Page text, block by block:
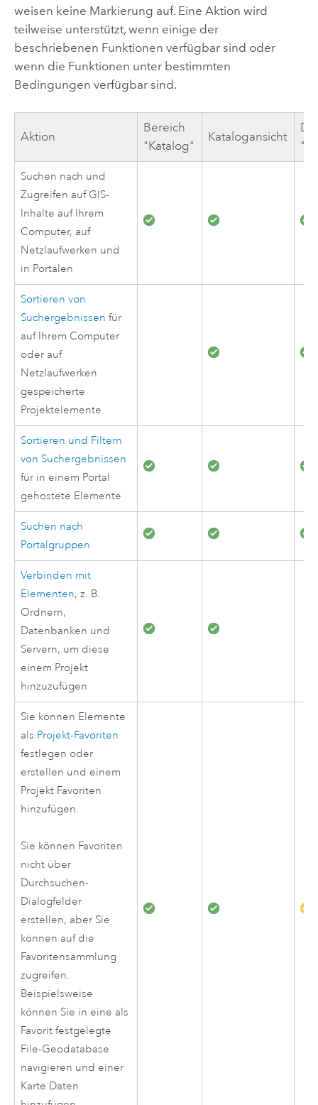
weisen keine Markierung auf. Eine Aktion wird
teilweise unterstützt, wenn einige der
beschriebenen Funktionen verfügbar sind oder
wenn die Funktionen unter bestimmten
Bedingungen verfügbar sind.
Aktion
Bereich
"Katalog"
Katalogansicht
Suchen nach und
Zugreifen auf GIS-
Inhalte auf Ihrem
Computer, auf
Netzlaufwerken und
in Portalen
Sortieren von
Suchergebnissen für
auf Ihrem Computer
oder auf
Netzlaufwerken
gespeicherte
Projektelemente
Sortieren und Filtern
von Suchergebnissen
für in einem Portal
gehostete Elemente
Suchen nach
Portalgruppen
Verbinden mit
Elementen, z. B.
Ordnern,
Datenbanken und
Servern, um diese
einem Projekt
hinzuzufügen
Sie können Elemente
als Projekt-Favoriten
festlegen oder
erstellen und einem
Projekt Favoriten
hinzufügen.
Sie können Favoriten
nicht über
Durchsuchen-
Dialogfelder
erstellen, aber Sie
können auf die
Favoritensammlung
zugreifen.
Beispielsweise
können Sie in eine als
Favorit festgelegte
File-Geodatabase
navigieren und einer
Karte Daten